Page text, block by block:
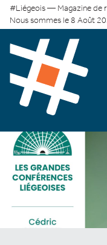
#Liégeois — Magazine de
Nous sommes le 8 Août